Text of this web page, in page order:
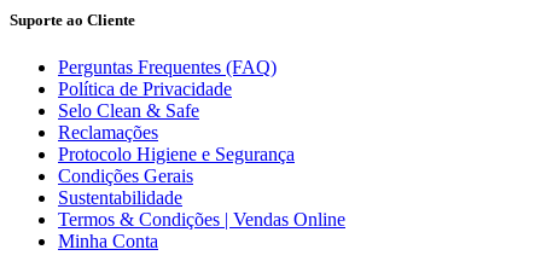
Suporte ao Cliente
Perguntas Frequentes (FAQ)
Política de Privacidade
Selo Clean & Safe
Reclamações
Protocolo Higiene e Segurança
Condições Gerais
Sustentabilidade
Termos & Condições | Vendas Online
Minha Conta